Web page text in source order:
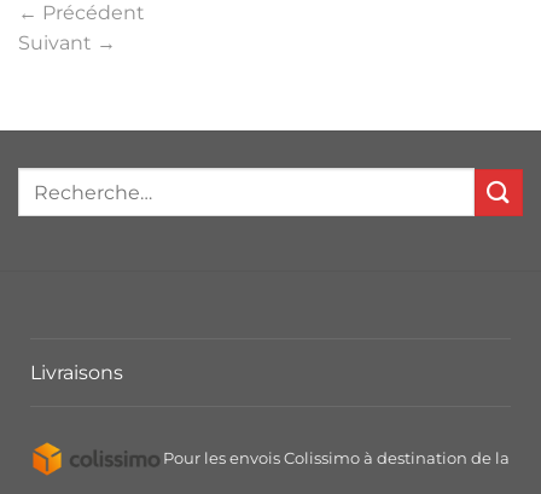
← Précédent
Suivant →
Livraisons
Pour les envois Colissimo à destination de la